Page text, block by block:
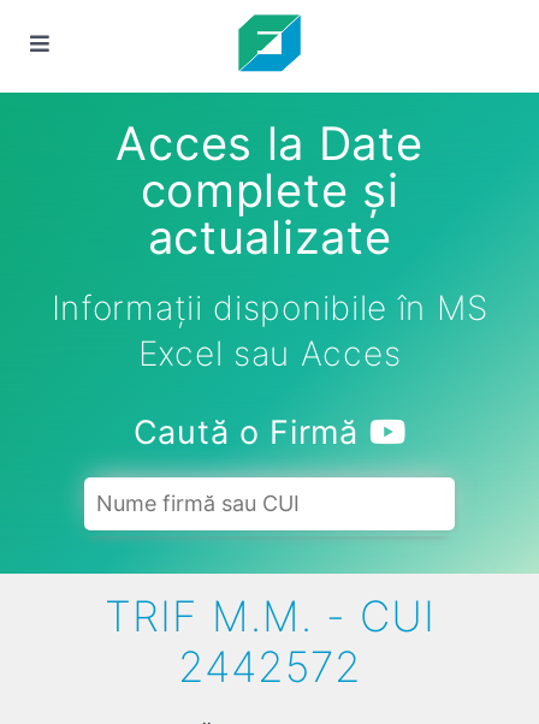
Acces la Date
complete și
actualizate
Informații disponibile în MS
Excel sau Acces
Caută o Firmă
TRIF M.M. - CUI
2442572